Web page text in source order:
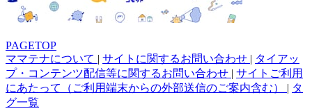
PAGETOP
ママテナについて | サイトに関するお問い合わせ | タイアッ
プ・コンテンツ配信等に関するお問い合わせ | サイトご利用
にあたって（ご利用端末からの外部送信のご案内含む） | タ
グ一覧